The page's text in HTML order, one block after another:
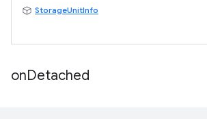
StorageUnitInfo
onDetached